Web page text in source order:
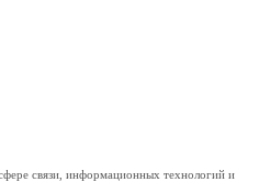
связи, информационных технологий и